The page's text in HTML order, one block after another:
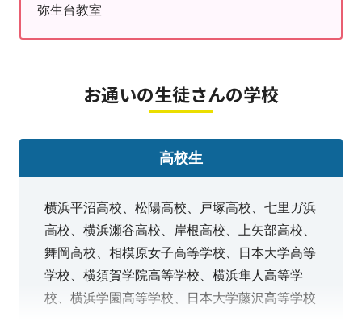
弥生台教室
お通いの生徒さんの学校
高校生
横浜平沼高校、松陽高校、戸塚高校、七里ガ浜
高校、横浜瀬谷高校、岸根高校、上矢部高校、
舞岡高校、相模原女子高等学校、日本大学高等
学校、横須賀学院高等学校、横浜隼人高等学
校、横浜学園高等学校、日本大学藤沢高等学校